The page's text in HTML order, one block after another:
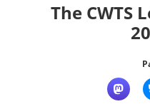
The CWTS